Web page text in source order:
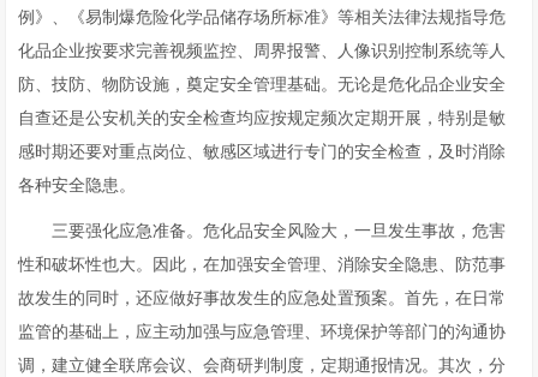
例》、《易制爆危险化学品储存场所标准》等相关法律法规指导危
化品企业按要求完善视频监控、周界报警、人像识别控制系统等人
防、技防、物防设施，奠定安全管理基础。无论是危化品企业安全
自查还是公安机关的安全检查均应按规定频次定期开展，特别是敏
感时期还要对重点岗位、敏感区域进行专门的安全检查，及时消除
各种安全隐患。
三要强化应急准备。危化品安全风险大，一旦发生事故，危害
性和破坏性也大。因此，在加强安全管理、消除安全隐患、防范事
故发生的同时，还应做好事故发生的应急处置预案。首先，在日常
监管的基础上，应主动加强与应急管理、环境保护等部门的沟通协
调，建立健全联席会议、会商研判制度，定期通报情况。其次，分